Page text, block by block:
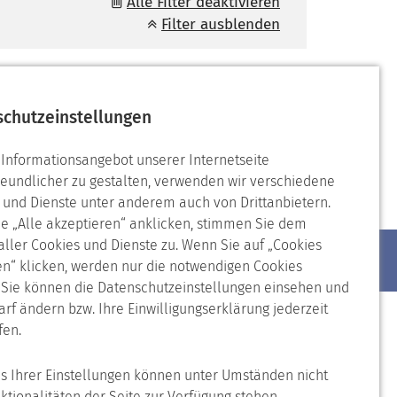
Informationsangebot unserer Internetseite
zu gestalten, verwenden wir verschiedene
und Dienste unter anderem auch von Drittanbietern.
„Alle akzeptieren“ anklicken, stimmen Sie dem
Cookies und Dienste zu. Wenn Sie auf „Cookies
klicken, werden nur die notwendigen Cookies
Sie können die Datenschutzeinstellungen einsehen und
ändern bzw. Ihre Einwilligungserklärung jederzeit
Ihrer Einstellungen können unter Umständen nicht
Filter ausblenden